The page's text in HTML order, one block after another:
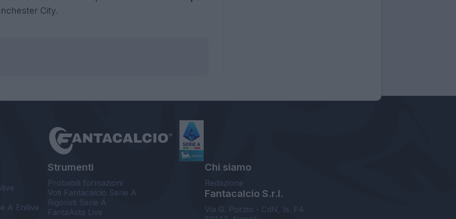
City.
A Enilive
Strumenti
Probabili formazioni
Voti Fantacalcio Serie A
Rigoristi Serie A
FantaAsta Live
Chi siamo
Redazione
Fantacalcio S.r.l.
Via G. Porzio - CdN, Is. F4